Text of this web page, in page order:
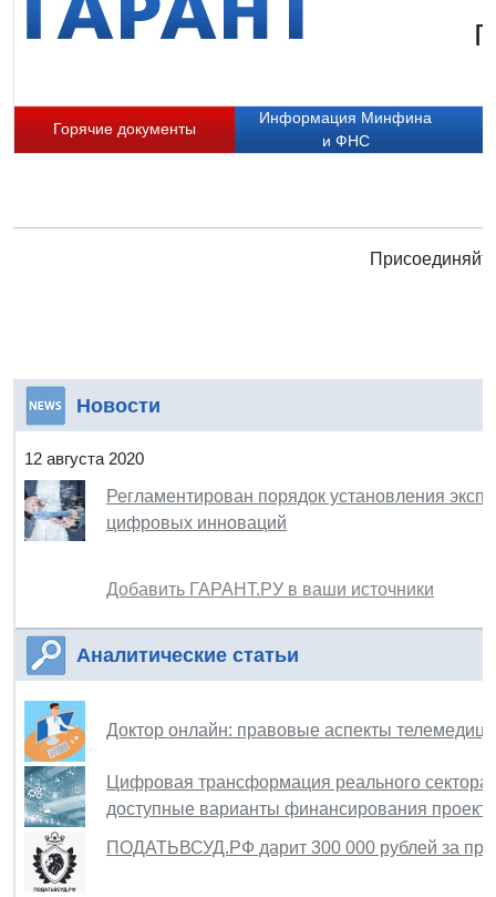
Горячие документы
Информация Минфина
и ФНС
Новости
12 августа 2020
Регламентирован порядок установления
цифровых инноваций
Добавить ГАРАНТ.РУ в ваши источники
Аналитические статьи
Доктор онлайн: правовые аспекты
Цифровая трансформация реального
доступные варианты финансирования
ПОДАТЬВСУД.РФ дарит 300 000 рублей за